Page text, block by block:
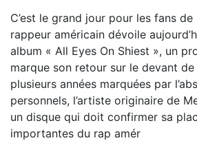
C’est le grand jour pour les fans de
rappeur américain dévoile
album « All Eyes On Shiest », un
marque son retour sur le devant
plusieurs années marquées par
personnels, l’artiste originaire de
un disque qui doit confirmer sa
importantes du rap amér